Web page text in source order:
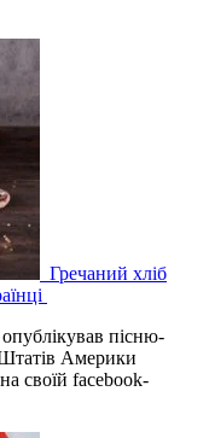
Гречаний хліб
пісню-
Америки
своїй facebook-